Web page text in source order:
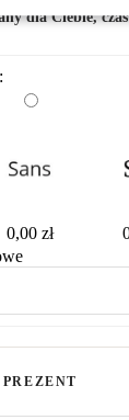
dla Ciebie,
0,00 zł